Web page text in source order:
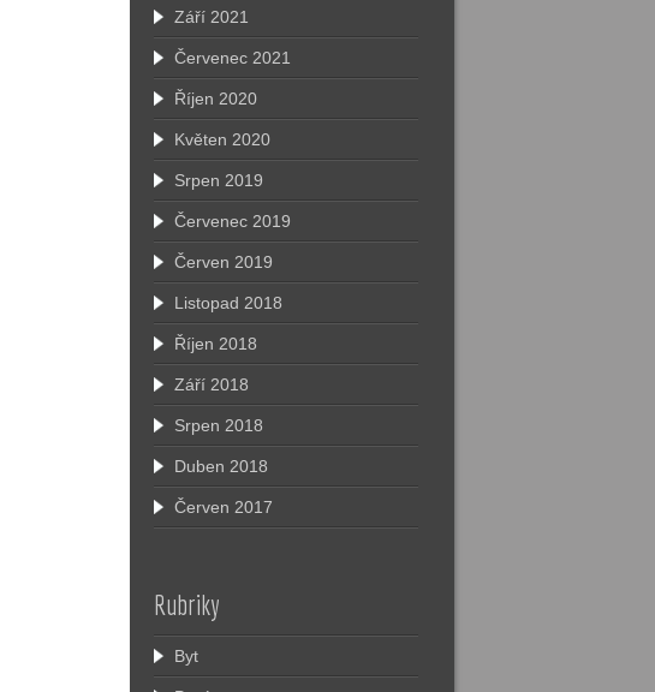
Září 2021
Červenec 2021
Říjen 2020
Květen 2020
Srpen 2019
Červenec 2019
Červen 2019
Listopad 2018
Říjen 2018
Září 2018
Srpen 2018
Duben 2018
Červen 2017
Rubriky
Byt